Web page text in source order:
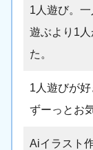
1人遊び。
遊ぶより1
た。
1人遊びが
ずーっとお
Aiイラスト